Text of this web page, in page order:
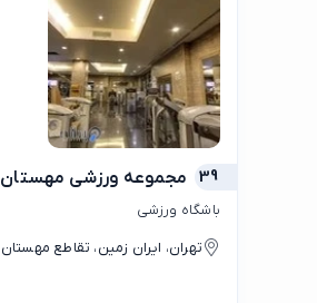
39 مجموعه ورزشی مهستان
باشگاه ورزشی
تهران، ایران زمین، تقاطع مهستان